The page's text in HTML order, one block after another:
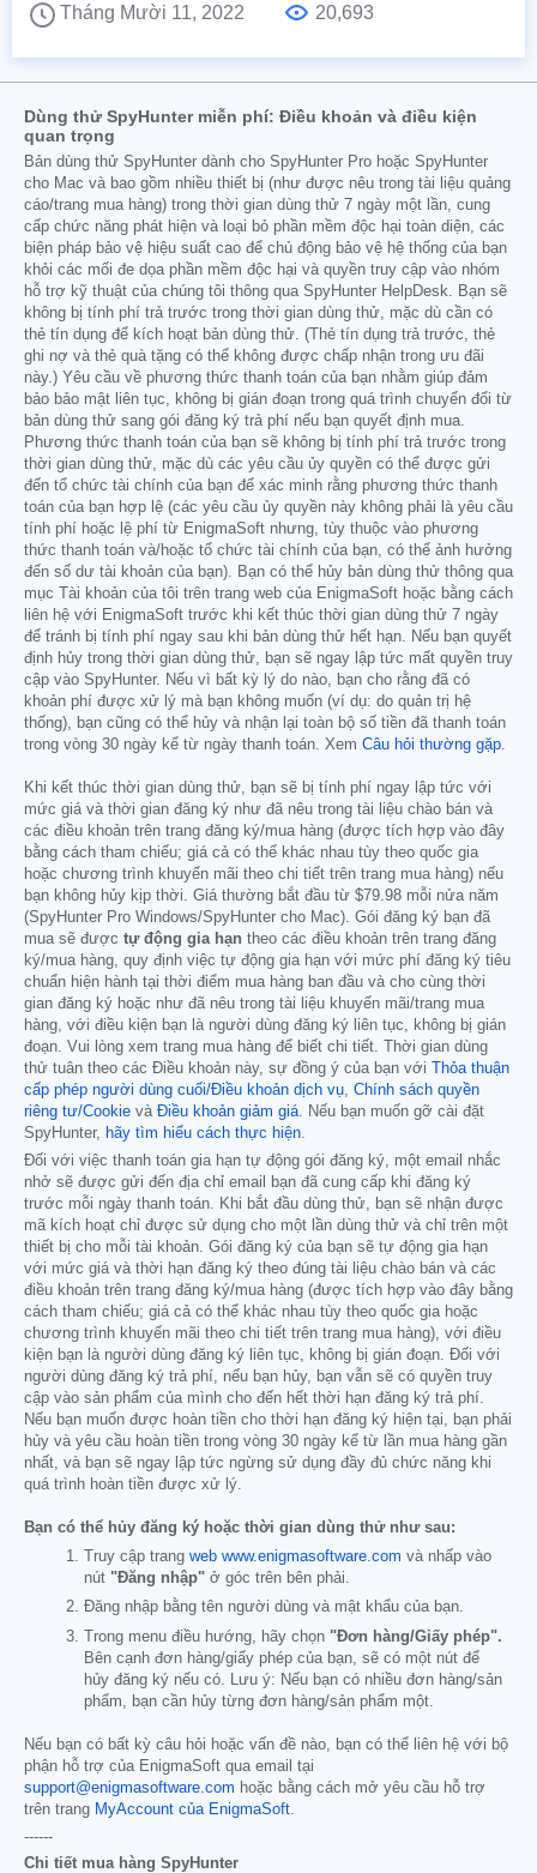
Tháng Mười 11, 2022
20,693
Dùng thử SpyHunter miễn phí: Điều khoản và điều kiện
quan trọng
Bản dùng thử SpyHunter dành cho SpyHunter Pro hoặc SpyHunter
cho Mac và bao gồm nhiều thiết bị (như được nêu trong tài liệu quảng
cáo/trang mua hàng) trong thời gian dùng thử 7 ngày một lần, cung
cấp chức năng phát hiện và loại bỏ phần mềm độc hại toàn diện, các
biện pháp bảo vệ hiệu suất cao để chủ động bảo vệ hệ thống của bạn
khỏi các mối đe dọa phần mềm độc hại và quyền truy cập vào nhóm
hỗ trợ kỹ thuật của chúng tôi thông qua SpyHunter HelpDesk. Bạn sẽ
không bị tính phí trả trước trong thời gian dùng thử, mặc dù cần có
thẻ tín dụng để kích hoạt bản dùng thử. (Thẻ tín dụng trả trước, thẻ
ghi nợ và thẻ quà tặng có thể không được chấp nhận trong ưu đãi
này.) Yêu cầu về phương thức thanh toán của bạn nhằm giúp đảm
bảo bảo mật liên tục, không bị gián đoạn trong quá trình chuyển đổi từ
bản dùng thử sang gói đăng ký trả phí nếu bạn quyết định mua.
Phương thức thanh toán của bạn sẽ không bị tính phí trả trước trong
thời gian dùng thử, mặc dù các yêu cầu ủy quyền có thể được gửi
đến tổ chức tài chính của bạn để xác minh rằng phương thức thanh
toán của bạn hợp lệ (các yêu cầu ủy quyền này không phải là yêu cầu
tính phí hoặc lệ phí từ EnigmaSoft nhưng, tùy thuộc vào phương
thức thanh toán và/hoặc tổ chức tài chính của bạn, có thể ảnh hưởng
đến số dư tài khoản của bạn). Bạn có thể hủy bản dùng thử thông qua
mục Tài khoản của tôi trên trang web của EnigmaSoft hoặc bằng cách
liên hệ với EnigmaSoft trước khi kết thúc thời gian dùng thử 7 ngày
để tránh bị tính phí ngay sau khi bản dùng thử hết hạn. Nếu bạn quyết
định hủy trong thời gian dùng thử, bạn sẽ ngay lập tức mất quyền truy
cập vào SpyHunter. Nếu vì bất kỳ lý do nào, bạn cho rằng đã có
khoản phí được xử lý mà bạn không muốn (ví dụ: do quản trị hệ
thống), bạn cũng có thể hủy và nhận lại toàn bộ số tiền đã thanh toán
trong vòng 30 ngày kể từ ngày thanh toán. Xem Câu hỏi thường gặp.
Khi kết thúc thời gian dùng thử, bạn sẽ bị tính phí ngay lập tức với
mức giá và thời gian đăng ký như đã nêu trong tài liệu chào bán và
các điều khoản trên trang đăng ký/mua hàng (được tích hợp vào đây
bằng cách tham chiếu; giá cả có thể khác nhau tùy theo quốc gia
hoặc chương trình khuyến mãi theo chi tiết trên trang mua hàng) nếu
bạn không hủy kịp thời. Giá thường bắt đầu từ $79.98 mỗi nửa năm
(SpyHunter Pro Windows/SpyHunter cho Mac). Gói đăng ký bạn đã
mua sẽ được tự động gia hạn theo các điều khoản trên trang đăng
ký/mua hàng, quy định việc tự động gia hạn với mức phí đăng ký tiêu
chuẩn hiện hành tại thời điểm mua hàng ban đầu và cho cùng thời
gian đăng ký hoặc như đã nêu trong tài liệu khuyến mãi/trang mua
hàng, với điều kiện bạn là người dùng đăng ký liên tục, không bị gián
đoạn. Vui lòng xem trang mua hàng để biết chi tiết. Thời gian dùng
thử tuân theo các Điều khoản này, sự đồng ý của bạn với Thỏa thuận
cấp phép người dùng cuối/Điều khoản dịch vụ, Chính sách quyền
riêng tư/Cookie và Điều khoản giảm giá. Nếu bạn muốn gỡ cài đặt
SpyHunter, hãy tìm hiểu cách thực hiện.
Đối với việc thanh toán gia hạn tự động gói đăng ký, một email nhắc
nhở sẽ được gửi đến địa chỉ email bạn đã cung cấp khi đăng ký
trước mỗi ngày thanh toán. Khi bắt đầu dùng thử, bạn sẽ nhận được
mã kích hoạt chỉ được sử dụng cho một lần dùng thử và chỉ trên một
thiết bị cho mỗi tài khoản. Gói đăng ký của bạn sẽ tự động gia hạn
với mức giá và thời hạn đăng ký theo đúng tài liệu chào bán và các
điều khoản trên trang đăng ký/mua hàng (được tích hợp vào đây bằng
cách tham chiếu; giá cả có thể khác nhau tùy theo quốc gia hoặc
chương trình khuyến mãi theo chi tiết trên trang mua hàng), với điều
kiện bạn là người dùng đăng ký liên tục, không bị gián đoạn. Đối với
người dùng đăng ký trả phí, nếu bạn hủy, bạn vẫn sẽ có quyền truy
cập vào sản phẩm của mình cho đến hết thời hạn đăng ký trả phí.
Nếu bạn muốn được hoàn tiền cho thời hạn đăng ký hiện tại, bạn phải
hủy và yêu cầu hoàn tiền trong vòng 30 ngày kể từ lần mua hàng gần
nhất, và bạn sẽ ngay lập tức ngừng sử dụng đầy đủ chức năng khi
quá trình hoàn tiền được xử lý.
Bạn có thể hủy đăng ký hoặc thời gian dùng thử như sau:
Truy cập trang web www.enigmasoftware.com và nhấp vào
nút "Đăng nhập" ở góc trên bên phải.
Đăng nhập bằng tên người dùng và mật khẩu của bạn.
Trong menu điều hướng, hãy chọn "Đơn hàng/Giấy phép".
Bên cạnh đơn hàng/giấy phép của bạn, sẽ có một nút để
hủy đăng ký nếu có. Lưu ý: Nếu bạn có nhiều đơn hàng/sản
phẩm, bạn cần hủy từng đơn hàng/sản phẩm một.
Nếu bạn có bất kỳ câu hỏi hoặc vấn đề nào, bạn có thể liên hệ với bộ
phận hỗ trợ của EnigmaSoft qua email tại
support@enigmasoftware.com hoặc bằng cách mở yêu cầu hỗ trợ
trên trang MyAccount của EnigmaSoft
------
Chi tiết mua hàng SpyHunter